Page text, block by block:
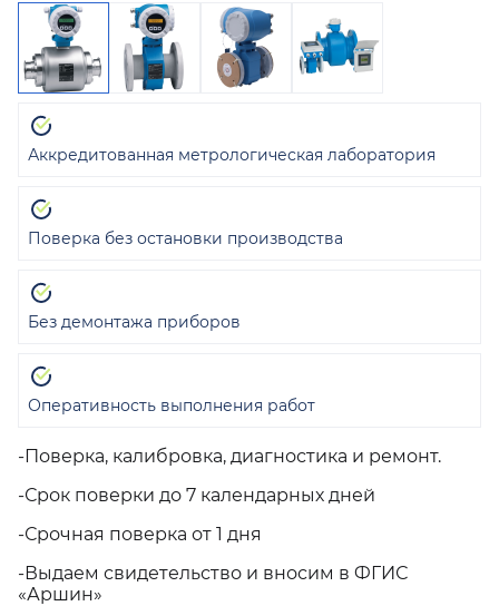
-Поверка, калибровка, диагностика и ремонт.
-Срок поверки до 7 календарных дней
-Срочная поверка от 1 дня
-Выдаем свидетельство и вносим в ФГИС
«Аршин»
Аккредитованная метрологическая лаборатория
Поверка без остановки производства
Без демонтажа приборов
Оперативность выполнения работ